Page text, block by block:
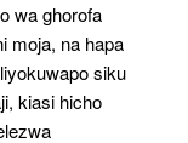
wa ghorofa
moja, na hapa
siku
kiasi hicho